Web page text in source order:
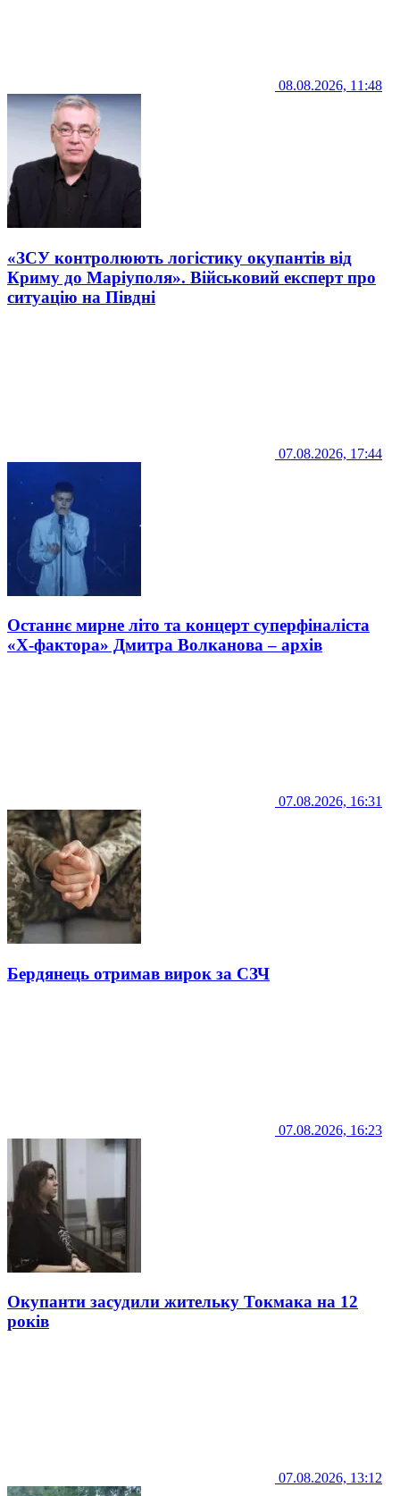
08.08.2026, 11:48
«ЗСУ контролюють логістику окупантів від
Криму до Маріуполя». Військовий експерт про
ситуацію на Півдні
07.08.2026, 17:44
Останнє мирне літо та концерт суперфіналіста
«Х-фактора» Дмитра Волканова – архів
07.08.2026, 16:31
Бердянець отримав вирок за СЗЧ
07.08.2026, 16:23
Окупанти засудили жительку Токмака на 12
років
07.08.2026, 13:12